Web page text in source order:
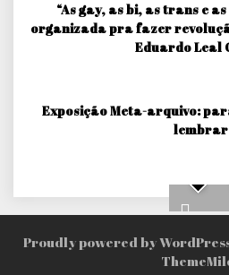
“As gay, as bi, as trans e
organizada pra fazer
Eduardo Leal
Exposição Meta-arquivo:
lembrar
Proudly powered by